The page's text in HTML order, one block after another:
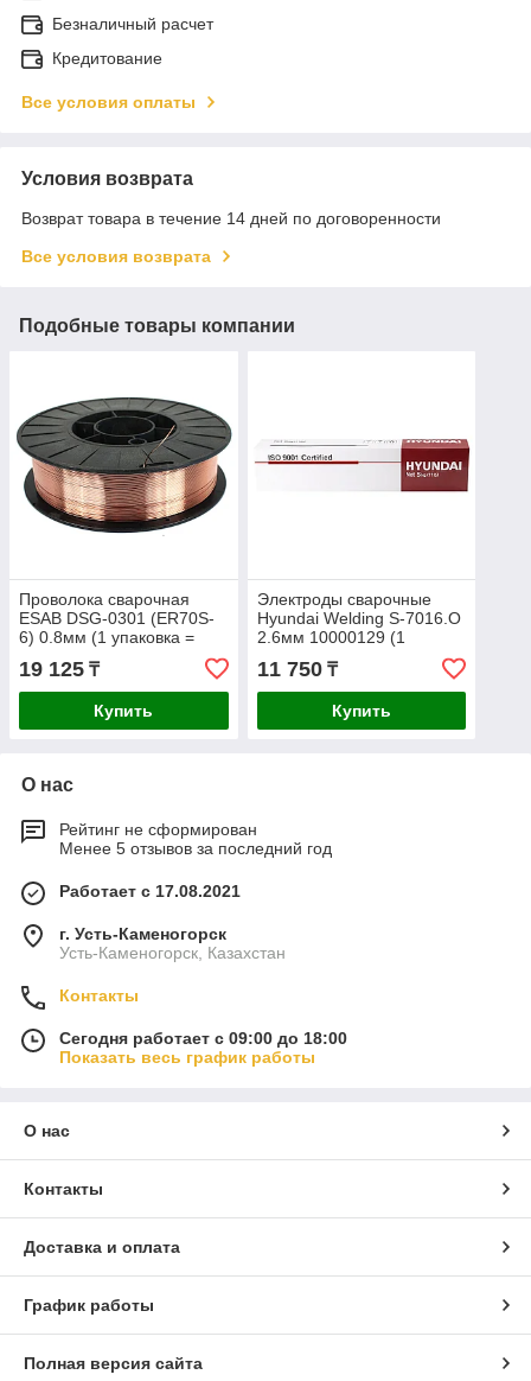
Безналичный расчет
Кредитование
Все условия оплаты
Условия возврата
Возврат товара в течение 14 дней по договоренности
Все условия возврата
Подобные товары компании
Проволока сварочная
ESAB DSG-0301 (ER70S-
6) 0.8мм (1 упаковка =
19 125 ₸
Купить
Электроды сварочные
Hyundai Welding S-7016.O
2.6мм 10000129 (1
упаковка - 5кг)
11 750₸
Купить
О нас
Рейтинг не сформирован
Менее 5 отзывов за последний год
Работает с 17.08.2021
г. Усть-Каменогорск
Усть-Каменогорск, Казахстан
Контакты
Сегодня работает с 09:00 до 18:00
Показать весь график работы
О нас
Контакты
Доставка и оплата
График работы
Полная версия сайта